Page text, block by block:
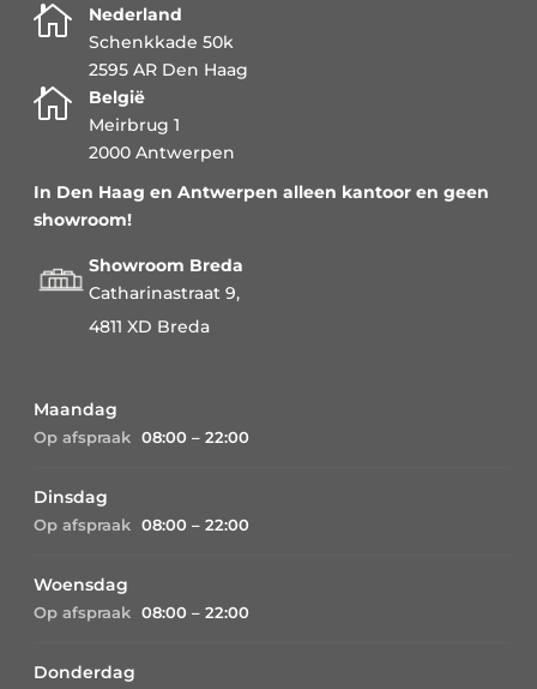

Nederland
Schenkkade 50k
2595 AR Den Haag

België
Meirbrug 1
2000 Antwerpen
In Den Haag en Antwerpen alleen kantoor en geen
showroom!
Showroom Breda
Catharinastraat 9,
4811 XD Breda
Maandag
Op afspraak 08:00 – 22:00
Dinsdag
Op afspraak 08:00 – 22:00
Woensdag
Op afspraak 08:00 – 22:00
Donderdag